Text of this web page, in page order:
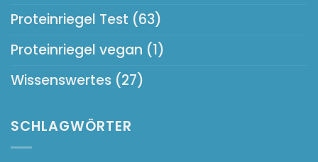
Proteinriegel Test (63)
Proteinriegel vegan (1)
Wissenswertes (27)
SCHLAGWÖRTER